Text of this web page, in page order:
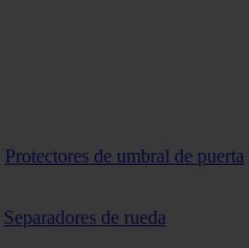
Protectores de umbral de puerta
Separadores de rueda